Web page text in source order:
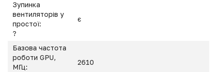
Зупинка
вентиляторів у
простої:
?
є
Базова частота
роботи GPU,
МГц:
2610